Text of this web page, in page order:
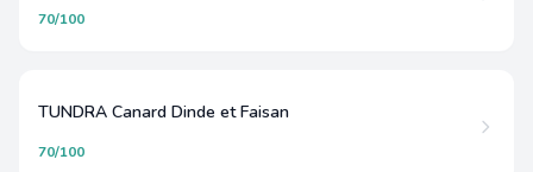
70/100
TUNDRA Canard Dinde et Faisan
70/100